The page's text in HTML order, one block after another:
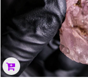
AGREGAR